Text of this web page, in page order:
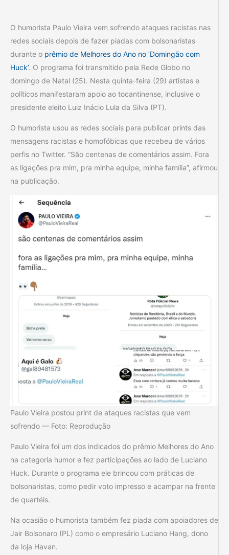
O humorista Paulo Vieira vem sofrendo ataques racistas nas
redes sociais depois de fazer piadas com bolsonaristas
durante o prêmio de Melhores do Ano no ‘Domingão com
Huck’. O programa foi transmitido pela Rede Globo no
domingo de Natal (25). Nesta quinta-feira (29) artistas e
políticos manifestaram apoio ao tocantinense, inclusive o
presidente eleito Luiz Inácio Lula da Silva (PT).
O humorista usou as redes sociais para publicar prints das
mensagens racistas e homofóbicas que recebeu de vários
perfis no Twitter. “São centenas de comentários assim. Fora
as ligações pra mim, pra minha equipe, minha família”, afirmou
na publicação.
Paulo Vieira postou print de ataques racistas que vem
sofrendo — Foto: Reprodução
Paulo Vieira foi um dos indicados do prêmio Melhores do Ano
na categoria humor e fez participações ao lado de Luciano
Huck. Durante o programa ele brincou com práticas de
bolsonaristas, como pedir voto impresso e acampar na frente
de quartéis.
Na ocasião o humorista também fez piada com apoiadores de
Jair Bolsonaro (PL) como o empresário Luciano Hang, dono
da loja Havan.